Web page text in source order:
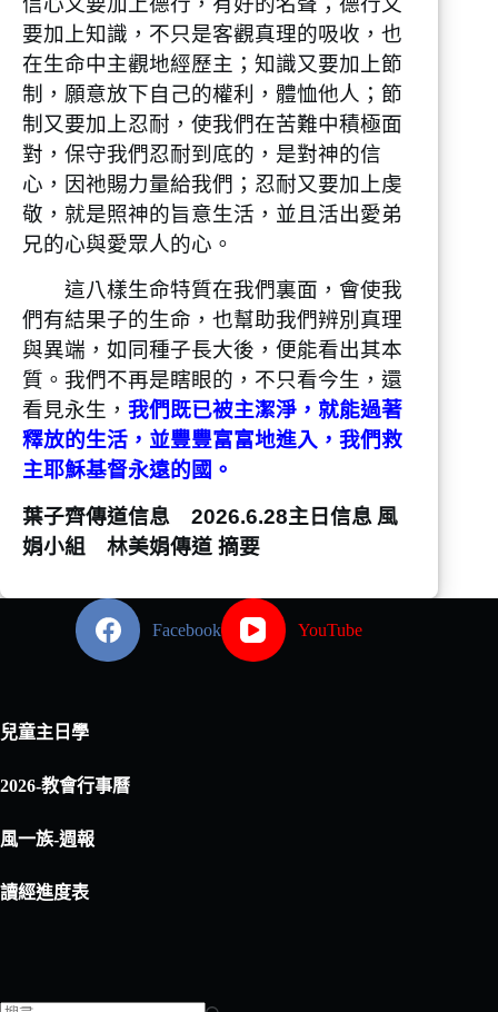
要加上知識，不只是客觀真理的吸收，也
在生命中主觀地經歷主；知識又要加上節
制，願意放下自己的權利，體恤他人；節
制又要加上忍耐，使我們在苦難中積極面
對，保守我們忍耐到底的，是對神的信
心，因祂賜力量給我們；忍耐又要加上虔
敬，就是照神的旨意生活，並且活出愛弟
兄的心與愛眾人的心。
這八樣生命特質在我們裏面，會使我
們有結果子的生命，也幫助我們辨別真理
與異端，如同種子長大後，便能看出其本
質。我們不再是瞎眼的，不只看今生，還
看見永生， 我們既已被主潔淨，就能過著
釋放的生活，並豐豐富富地進入，我們救
主耶穌基督永遠的國。
葉子齊傳道信息 2026.6.28主日信息 風
娟小組 林美娟傳道 摘要
Facebook YouTube
兒童主日學
2026-教會行事曆
風一族-週報
讀經進度表